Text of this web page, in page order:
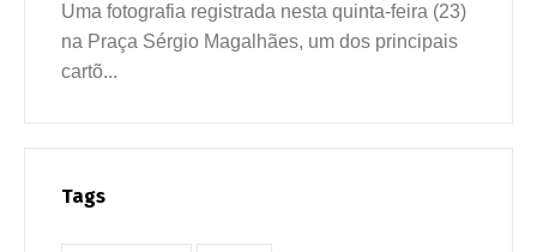
Uma fotografia registrada nesta quinta-feira (23)
na Praça Sérgio Magalhães, um dos principais
cartõ...
Tags